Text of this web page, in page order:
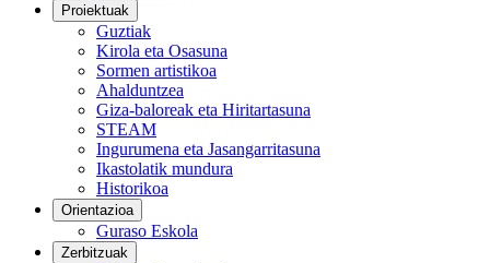
Proiektuak
Guztiak
Kirola eta Osasuna
Sormen artistikoa
Ahalduntzea
Giza-baloreak eta Hiritartasuna
STEAM
Ingurumena eta Jasangarritasuna
Ikastolatik mundura
Historikoa
Orientazioa
Guraso Eskola
Zerbitzuak